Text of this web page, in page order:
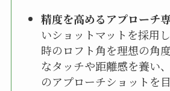
精度を高めるアプローチ
いショットマットを採用
時のロフト角を理想の角
なタッチや距離感を養い
のアプローチショットを